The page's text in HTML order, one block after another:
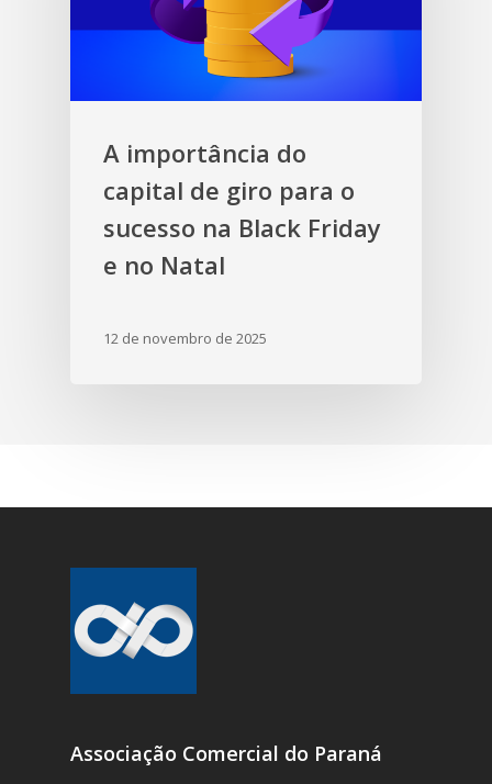
A importância do
capital de giro para o
sucesso na Black Friday
e no Natal
12 de novembro de 2025
Associação Comercial do Paraná